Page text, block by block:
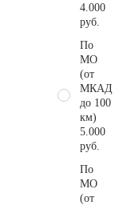
4.000
руб.
По
МО
(от
МКАД
до 100
км)
5.000
руб.
По
МО
(от